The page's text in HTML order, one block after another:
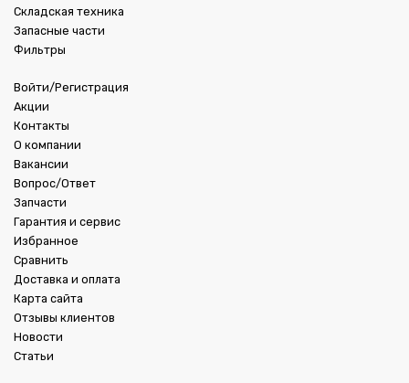
Складская техника
Запасные части
Фильтры
Войти/Регистрация
Акции
Контакты
О компании
Вакансии
Вопрос/Ответ
Запчасти
Гарантия и сервис
Избранное
Сравнить
Доставка и оплата
Карта сайта
Отзывы клиентов
Новости
Статьи